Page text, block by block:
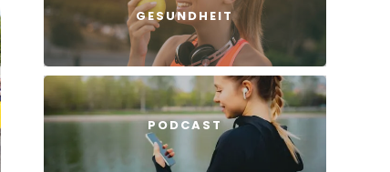
GESUNDHEIT
PODCAST